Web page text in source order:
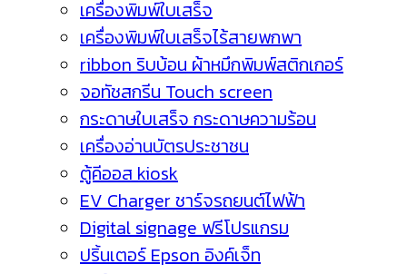
เครื่องพิมพ์ใบเสร็จ
เครื่องพิมพ์ใบเสร็จไร้สายพกพา
ribbon ริบบ้อน ผ้าหมึกพิมพ์สติกเกอร์
จอทัชสกรีน Touch screen
กระดาษใบเสร็จ กระดาษความร้อน
เครื่องอ่านบัตรประชาชน
ตู้คีออส kiosk
EV Charger ชาร์จรถยนต์ไฟฟ้า
Digital signage ฟรีโปรแกรม
ปริ้นเตอร์ Epson อิงค์เจ็ท